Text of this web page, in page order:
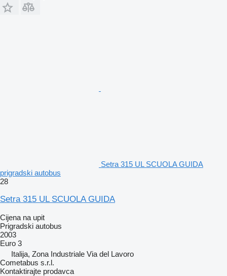
Setra 315 UL SCUOLA GUIDA
prigradski autobus
28
Setra 315 UL SCUOLA GUIDA
Cijena na upit
Prigradski autobus
2003
Euro 3
Italija, Zona Industriale Via del Lavoro
Cometabus s.r.l.
Kontaktirajte prodavca